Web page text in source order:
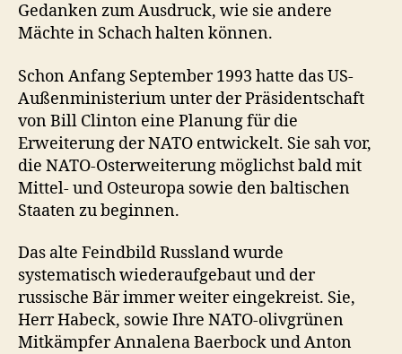
Gedanken zum Ausdruck, wie sie andere
Mächte in Schach halten können.
Schon Anfang September 1993 hatte das US-
Außenministerium unter der Präsidentschaft
von Bill Clinton eine Planung für die
Erweiterung der NATO entwickelt. Sie sah vor,
die NATO-Osterweiterung möglichst bald mit
Mittel- und Osteuropa sowie den baltischen
Staaten zu beginnen.
Das alte Feindbild Russland wurde
systematisch wiederaufgebaut und der
russische Bär immer weiter eingekreist. Sie,
Herr Habeck, sowie Ihre NATO-olivgrünen
Mitkämpfer Annalena Baerbock und Anton